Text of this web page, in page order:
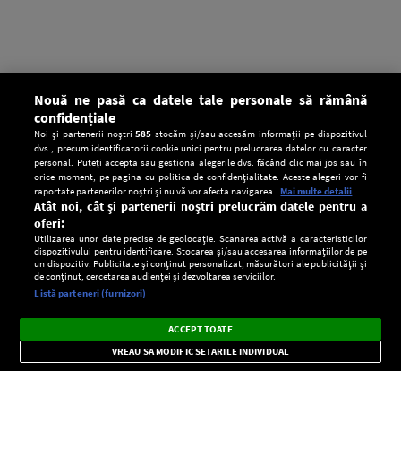
CONFIDENŢIALITATE
Setări:
Dark
Mode
Radio live, podcasturi, știri și alerte
importante.
×
Nouă ne pasă ca datele tale personale să rămână
confidențiale
Noi și partenerii noștri585 stocăm și/sau accesăm informații pe dispozitivul
dvs., precum identificatorii cookie unici pentru prelucrarea datelor cu caracter
personal. Puteți accepta sau gestiona alegerile dvs. făcând clic mai jos sau în
orice moment, pe pagina cu politica de confidențialitate. Aceste alegeri vor fi
raportate partenerilor noștri și nu vă vor afecta navigarea. Mai multe detalii
Atât noi, cât și partenerii noștri prelucrăm datele pentru a
oferi:
Utilizarea unor date precise de geolocație. Scanarea activă a caracteristicilor
dispozitivului pentru identificare. Stocarea și/sau accesarea informațiilor de pe
un dispozitiv. Publicitate și conținut personalizat, măsurători ale publicității și
de conținut, cercetarea audienței și dezvoltarea serviciilor.
Listă parteneri (furnizori)
ACCEPT TOATE
VREAU SA MODIFIC SETARILE INDIVIDUAL